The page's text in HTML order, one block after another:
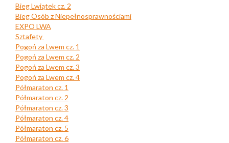
Bieg Lwiątek cz. 2
Bieg Osób z Niepełnosprawnościami
EXPO LWA
Sztafety
Pogoń za Lwem cz. 1
Pogoń za Lwem cz. 2
Pogoń za Lwem cz. 3
Pogoń za Lwem cz. 4
Półmaraton cz. 1
Półmaraton cz. 2
Półmaraton cz. 3
Półmaraton cz. 4
Półmaraton cz. 5
Półmaraton cz. 6